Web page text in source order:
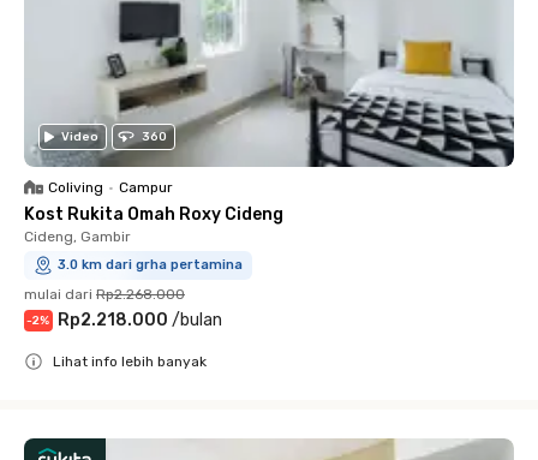
Video 360
Coliving • Campur
Kost Rukita Omah Roxy Cideng
Cideng, Gambir
3.0 km dari grha pertamina
mulai dari Rp2.268.000
-2% Rp2.218.000 /bulan
Lihat info lebih banyak